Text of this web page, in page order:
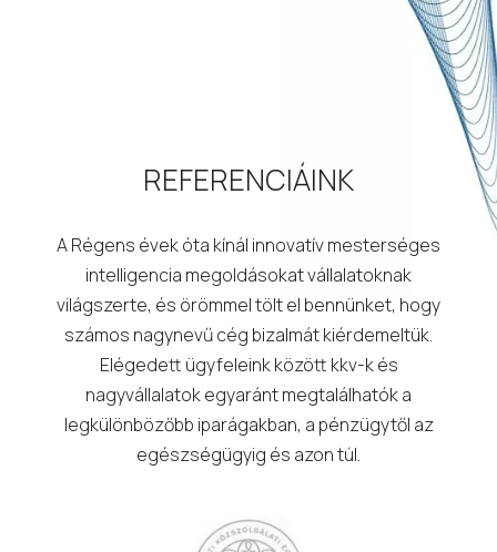
REFERENCIÁINK
A Régens évek óta kínál innovatív mesterséges
intelligencia megoldásokat vállalatoknak
világszerte, és örömmel tölt el bennünket, hogy
számos nagynevű cég bizalmát kiérdemeltük.
Elégedett ügyfeleink között kkv-k és
nagyvállalatok egyaránt megtalálhatók a
legkülönbözőbb iparágakban, a pénzügytől az
egészségügyig és azon túl.